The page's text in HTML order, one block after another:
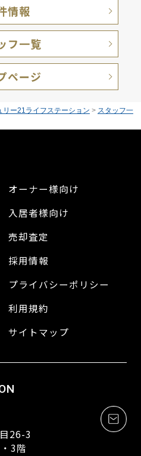
情報
フ一覧
ページ
ー21ライフステーション > スタッフ一
オーナー様向け
入居者様向け
売却査定
採用情報
プライバシーポリシー
利用規約
サイトマップ
26-3
3階